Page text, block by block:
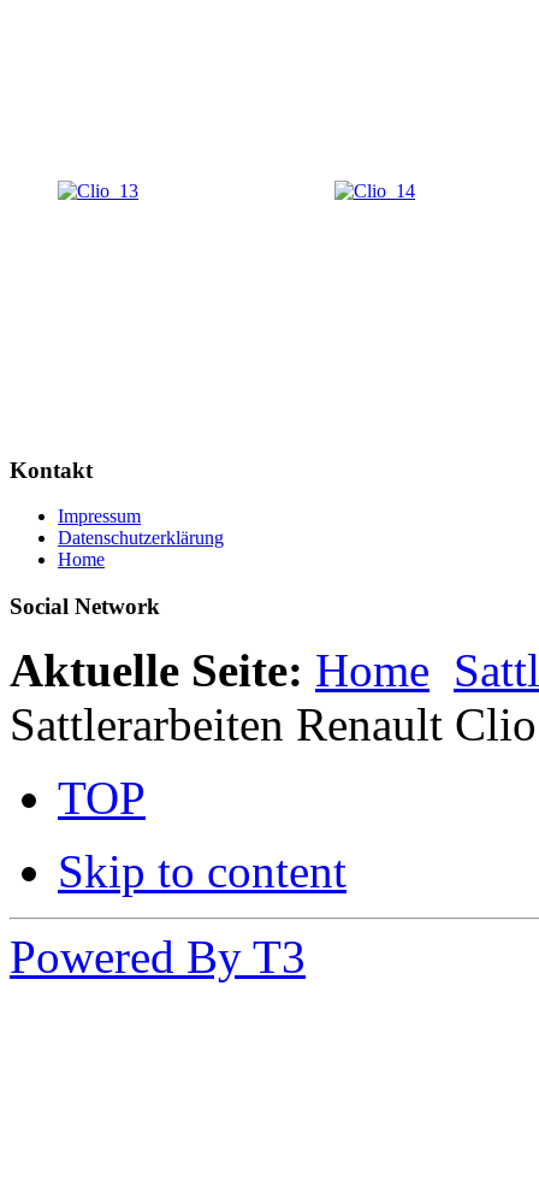
Kontakt
Impressum
Datenschutzerklärung
Home
Social Network
Aktuelle Seite: Home
Sattlerarbeiten Renault Clio
TOP
Skip to content
Powered By T3